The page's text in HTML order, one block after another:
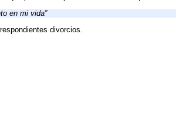
en mi vida”
divorcios.